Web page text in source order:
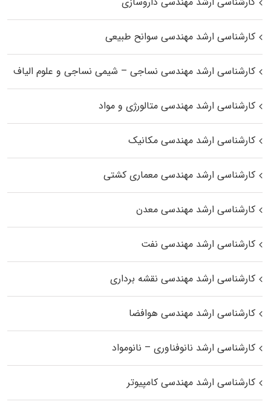
کارشناسی ارشد مهندسی سوانح طبیعی
کارشناسی ارشد مهندسی نساجی – شیمی نساجی و علوم الیاف
کارشناسی ارشد مهندسی متالورژی و مواد
کارشناسی ارشد مهندسی مکانیک
کارشناسی ارشد مهندسی معماری کشتی
کارشناسی ارشد مهندسی معدن
کارشناسی ارشد مهندسی نفت
کارشناسی ارشد مهندسی نقشه برداری
کارشناسی ارشد مهندسی هوافضا
کارشناسی ارشد نانوفناوری – نانومواد
کارشناسی ارشد مهندسی کامپیوتر